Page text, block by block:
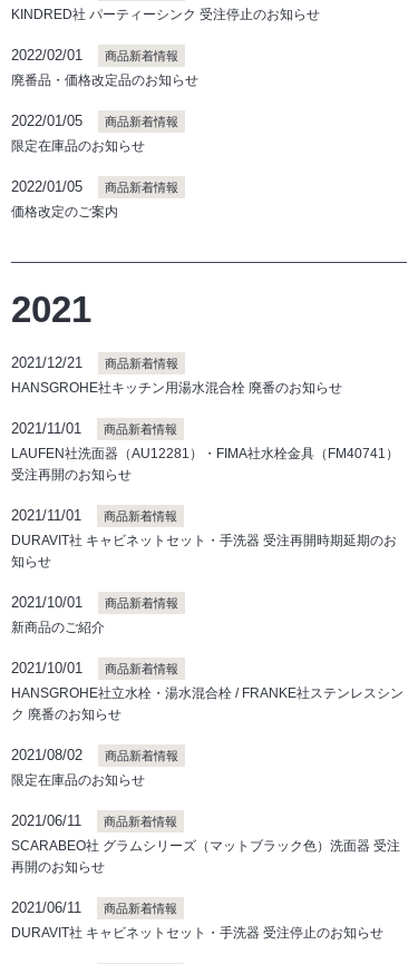
KINDRED社 パーティーシンク 受注停止のお知らせ
2022/02/01 商品新着情報
廃番品・価格改定品のお知らせ
2022/01/05 商品新着情報
限定在庫品のお知らせ
2022/01/05 商品新着情報
価格改定のご案内
2021
2021/12/21 商品新着情報
HANSGROHE社キッチン用湯水混合栓 廃番のお知らせ
2021/11/01 商品新着情報
LAUFEN社洗面器（AU12281）・FIMA社水栓金具（FM40741）
受注再開のお知らせ
2021/11/01 商品新着情報
DURAVIT社 キャビネットセット・手洗器 受注再開時期延期のお
知らせ
2021/10/01 商品新着情報
新商品のご紹介
2021/10/01 商品新着情報
HANSGROHE社立水栓・湯水混合栓 / FRANKE社ステンレスシン
ク 廃番のお知らせ
2021/08/02 商品新着情報
限定在庫品のお知らせ
2021/06/11 商品新着情報
SCARABEO社 グラムシリーズ（マットブラック色）洗面器 受注
再開のお知らせ
2021/06/11 商品新着情報
DURAVIT社 キャビネットセット・手洗器 受注停止のお知らせ